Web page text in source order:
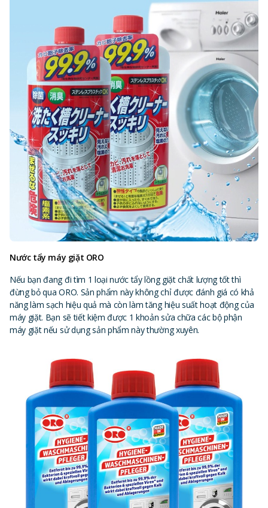
Nước tẩy máy giặt ORO
Nếu bạn đang đi tìm 1 loại nước tẩy lồng giặt chất lượng tốt thì
đừng bỏ qua ORO. Sản phẩm này không chỉ được đánh giá có khả
năng làm sạch hiệu quả mà còn làm tăng hiệu suất hoạt động của
máy giặt. Bạn sẽ tiết kiệm được 1 khoản sửa chữa các bộ phận
máy giặt nếu sử dụng sản phẩm này thường xuyên.